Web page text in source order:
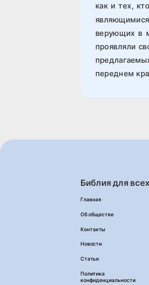
как и тех,
верующих в
проявляли
переднем
Библия для всех
Главная
Об обществе
Контакты
Новости
Статьи
Политика
конфиденциальности